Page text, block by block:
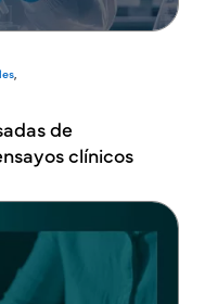
,
de
clínicos